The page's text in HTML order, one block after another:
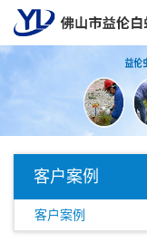
客户案例
客户案例